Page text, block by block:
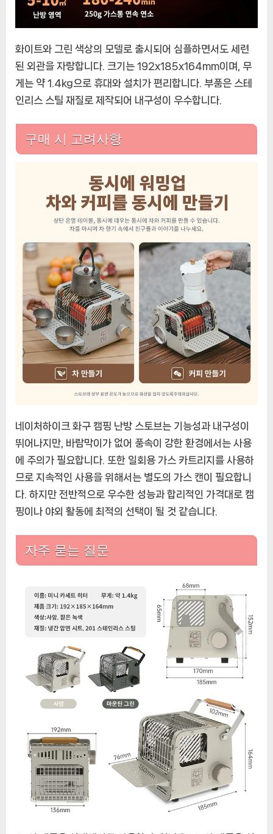
화이트와 그린 색상의 모델로 출시되어 심플하면서도 세련
된 외관을 자랑합니다. 크기는 192x185x164mm이며, 무
게는 약 1.4kg으로 휴대와 설치가 편리합니다. 부품은 스테
인리스 스틸 재질로 제작되어 내구성이 우수합니다.
구매 시 고려사항
네이처하이크 화구 캠핑 난방 스토브는 기능성과 내구성이
뛰어나지만, 바람막이가 없어 풍속이 강한 환경에서는 사용
에 주의가 필요합니다. 또한 일회용 가스 카트리지를 사용하
므로 지속적인 사용을 위해서는 별도의 가스 캔이 필요합니
다. 하지만 전반적으로 우수한 성능과 합리적인 가격대로 캠
핑이나 야외 활동에 최적의 선택이 될 것 같습니다.
자주 묻는 질문